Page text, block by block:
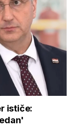
ističe: